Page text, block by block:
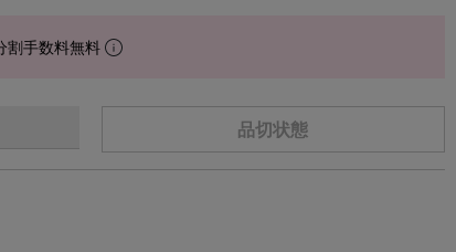
割手数料無料
品切状態